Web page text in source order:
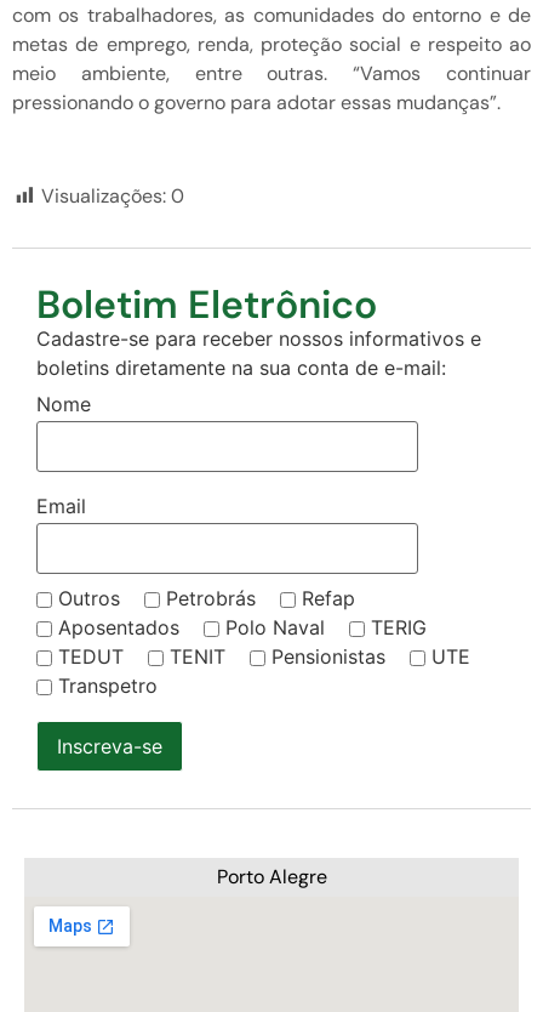
com os trabalhadores, as comunidades do entorno e de
metas de emprego, renda, proteção social e respeito ao
meio ambiente, entre outras. “Vamos continuar
pressionando o governo para adotar essas mudanças”.
Visualizações:0
Boletim Eletrônico
Cadastre-se para receber nossos informativos e
boletins diretamente na sua conta de e-mail:
Nome
Email
Outros Petrobrás
Refap
Aposentados
Polo Naval
TERIG
TEDUT
TENIT Pensionistas
UTE
Transpetro
Inscreva-se
Porto Alegre